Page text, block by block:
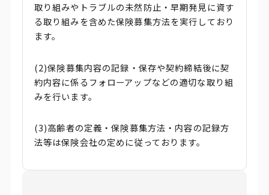
取り組みやトラブルの未然防止・早期発見に資す
る取り組みを含めた保険募集方法を実行しており
ます。
(2)保険募集内容の記録・保存や契約締結後に契
約内容に係るフォローアップなどの適切な取り組
みを行います。
(3)高齢者の定義・保険募集方法・内容の記録方
法等は保険会社の定めに従っております。